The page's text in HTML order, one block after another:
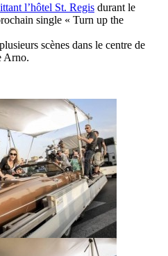
l’hôtel St. Regis durant le
single « Turn up the
scènes dans le centre de
Arno.